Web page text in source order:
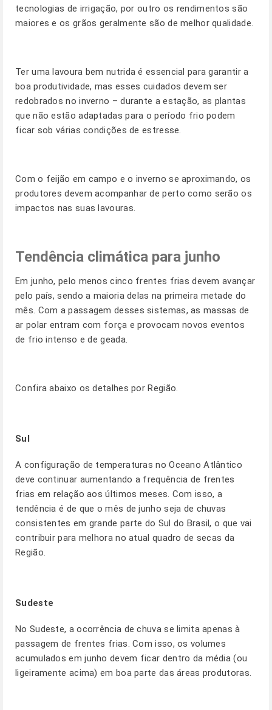
tecnologias de irrigação, por outro os rendimentos são
maiores e os grãos geralmente são de melhor qualidade.
Ter uma lavoura bem nutrida é essencial para garantir a
boa produtividade, mas esses cuidados devem ser
redobrados no inverno – durante a estação, as plantas
que não estão adaptadas para o período frio podem
ficar sob várias condições de estresse.
Com o feijão em campo e o inverno se aproximando, os
produtores devem acompanhar de perto como serão os
impactos nas suas lavouras.
Tendência climática para junho
Em junho, pelo menos cinco frentes frias devem avançar
pelo país, sendo a maioria delas na primeira metade do
mês. Com a passagem desses sistemas, as massas de
ar polar entram com força e provocam novos eventos
de frio intenso e de geada.
Confira abaixo os detalhes por Região.
Sul
A configuração de temperaturas no Oceano Atlântico
deve continuar aumentando a frequência de frentes
frias em relação aos últimos meses. Com isso, a
tendência é de que o mês de junho seja de chuvas
consistentes em grande parte do Sul do Brasil, o que vai
contribuir para melhora no atual quadro de secas da
Região.
Sudeste
No Sudeste, a ocorrência de chuva se limita apenas à
passagem de frentes frias. Com isso, os volumes
acumulados em junho devem ficar dentro da média (ou
ligeiramente acima) em boa parte das áreas produtoras.